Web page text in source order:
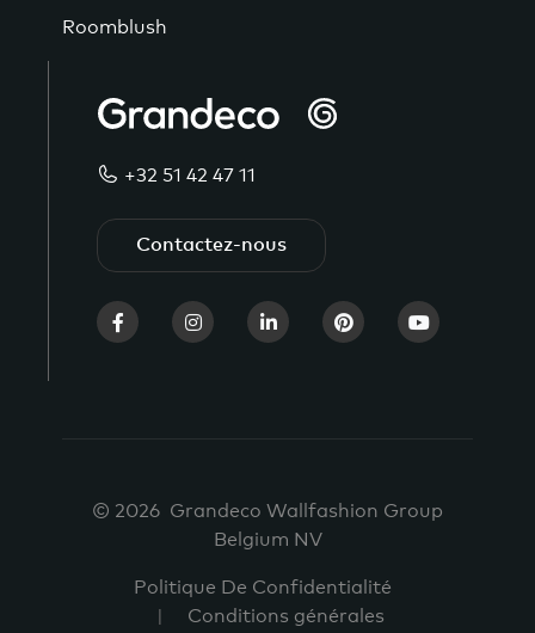
Roomblush
+32 51 42 47 11
Contactez-nous
© 2026 Grandeco Wallfashion Group
Belgium NV
Politique De Confidentialité
Conditions générales